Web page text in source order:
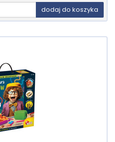
dodaj do koszyka